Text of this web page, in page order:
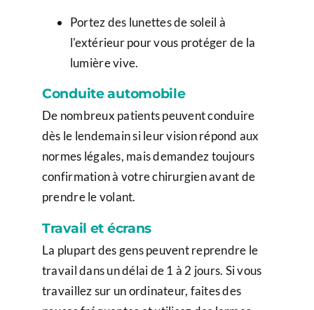
Portez des lunettes de soleil à
l'extérieur pour vous protéger de la
lumière vive.
Conduite automobile
De nombreux patients peuvent conduire
dès le lendemain si leur vision répond aux
normes légales, mais demandez toujours
confirmation à votre chirurgien avant de
prendre le volant.
Travail et écrans
La plupart des gens peuvent reprendre le
travail dans un délai de 1 à 2 jours. Si vous
travaillez sur un ordinateur, faites des